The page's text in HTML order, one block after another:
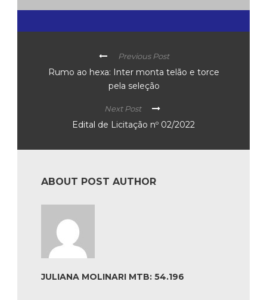
Previous Post
Rumo ao hexa: Inter monta telão e torce
pela seleção
Next Post
Edital de Licitação nº 02/2022
ABOUT POST AUTHOR
JULIANA MOLINARI MTB: 54.196